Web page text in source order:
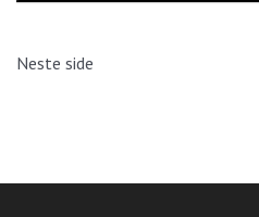
Neste side